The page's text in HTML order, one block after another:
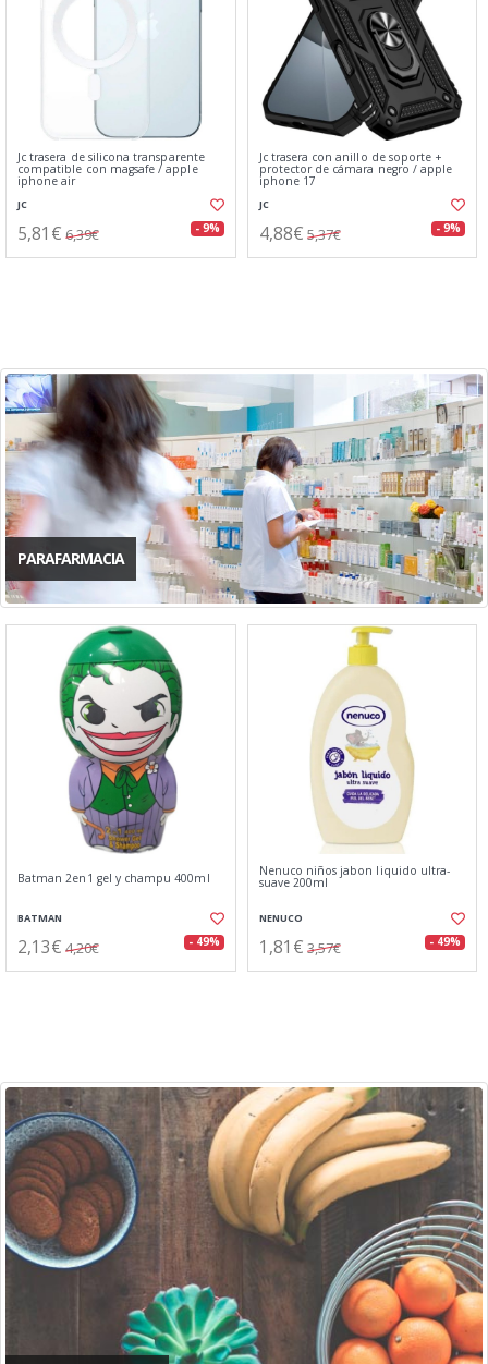
Jc trasera de silicona transparente
compatible con magsafe / apple
iphone air
JC
5,81€ 6,39€ - 9%
Jc trasera con anillo de soporte +
protector de cámara negro / apple
iphone 17
JC
4,88€ 5,37€ - 9%
PARAFARMACIA
Batman 2en1 gel y champu 400ml
BATMAN
2,13€ 4,20€ - 49%
Nenuco niños jabon liquido ultra-
suave 200ml
NENUCO
1,81€ 3,57€ - 49%